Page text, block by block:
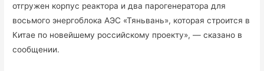
отгружен корпус реактора и два парогенератора для
восьмого энергоблока АЭС «Тяньвань», которая строится в
Китае по новейшему российскому проекту», — сказано в
сообщении.